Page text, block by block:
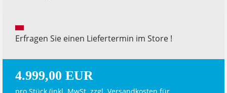
Erfragen Sie einen Liefertermin im Store !
4.999,00 EUR
pro Stück (inkl. MwSt. zzgl. Versandkosten für